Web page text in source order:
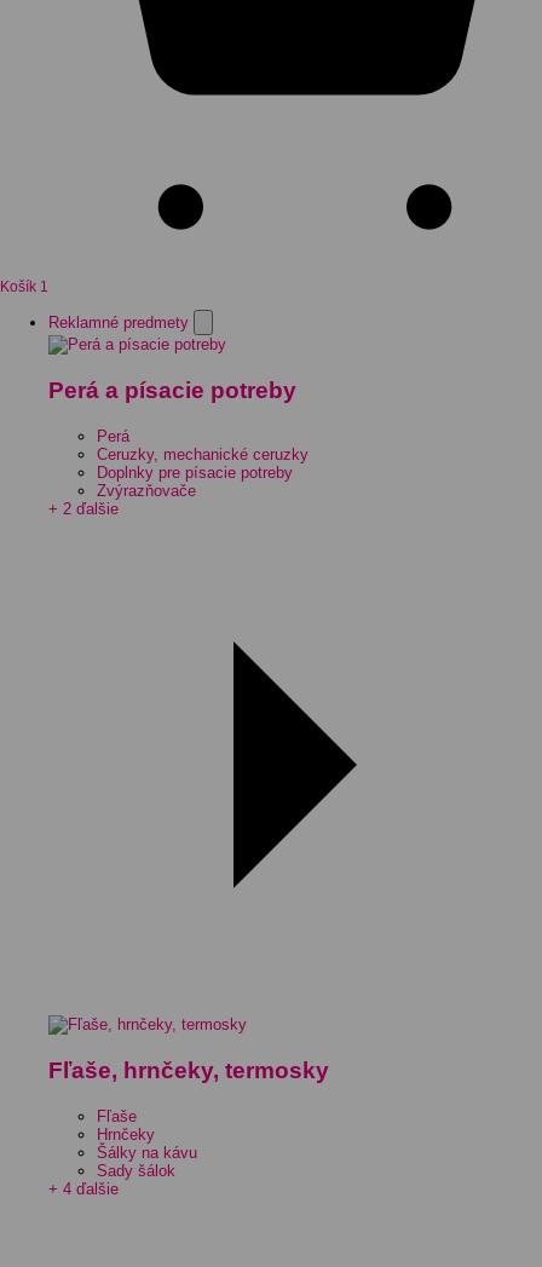
Košík 1
Reklamné predmety
Perá a písacie potreby
Perá
Ceruzky, mechanické ceruzky
Doplnky pre písacie potreby
Zvýrazňovače
+ 2 ďalšie
Fľaše, hrnčeky, termosky
Fľaše
Hrnčeky
Šálky na kávu
Sady šálok
+ 4 ďalšie